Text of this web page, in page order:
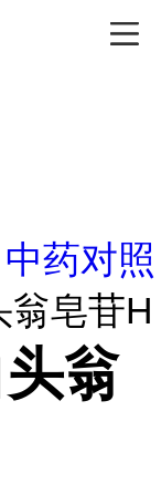
中药对照
翁皂苷H
翁